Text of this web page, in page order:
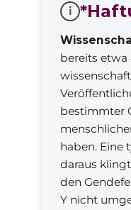
i
bereits etwa
bestimmter
haben. Eine
daraus
den
Y nicht